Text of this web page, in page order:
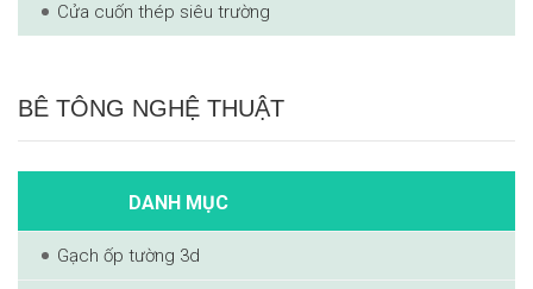
Cửa cuốn thép siêu trường
BÊ TÔNG NGHỆ THUẬT
DANH MỤC
Gạch ốp tường 3d